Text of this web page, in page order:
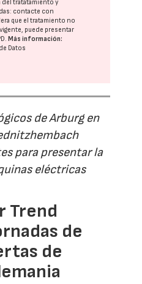
tratatamiento y
contacte con
que el tratamiento no
puede presentar
. Más información:
Datos
de Arburg en
para presentar la
eléctricas
Trend
de
de